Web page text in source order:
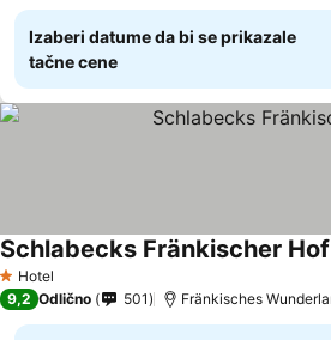
Izaberi datume da bi se prikazale
tačne cene
1 Zvezdice
Hotel
Schlabecks Fränkischer Hof
9,2 Odlično 501